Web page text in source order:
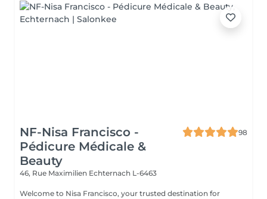
NF-Nisa Francisco -
Pédicure Médicale &
Beauty
98
46, Rue Maximilien Echternach L-6463
Welcome to Nisa Francisco, your trusted destination for